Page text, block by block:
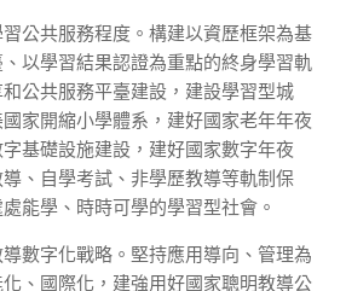
習公共服務程度。構建以資歷框架為基
以學習結果認證為重點的終身學習軌
公共服務平臺建設，建設學習型城
家開縮小學體系，建好國家老年年夜
基礎設施建設，建好國家數字年夜
、自學考試、非學歷教導等軌制保
能學、時時可學的學習型社會。
導數字化戰略。堅持應用導向、管理為
、國際化，建強用好國家聰明教導公